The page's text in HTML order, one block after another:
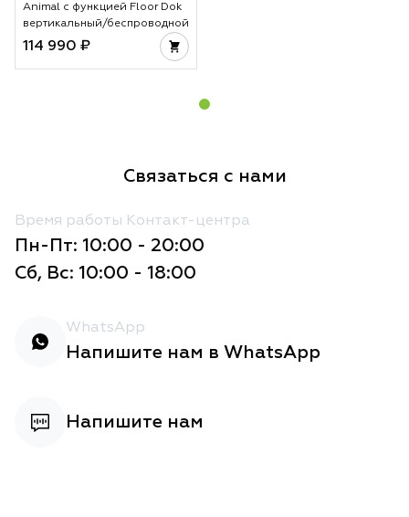
Animal с функцией Floor Dok
вертикальный/беспроводной
114 990 ₽
Связаться с нами
Время работы Контакт-центра
Пн-Пт: 10:00 - 20:00
Сб, Вс: 10:00 - 18:00
WhatsApp
Напишите нам в WhatsApp
Напишите нам